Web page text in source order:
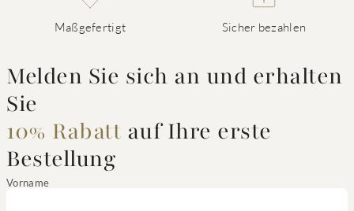
Maßgefertigt Sicher bezahlen
Melden Sie sich an und erhalten
Sie
10% Rabatt auf Ihre erste
Bestellung
Vorname